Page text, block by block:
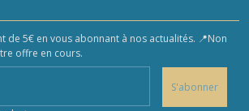
de 5€ en vous abonnant à nos actualités. 📍Non
offre en cours.
S'abonner